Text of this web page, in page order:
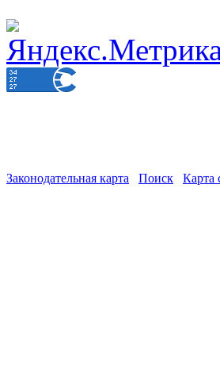
Законодательная карта Поиск Карта